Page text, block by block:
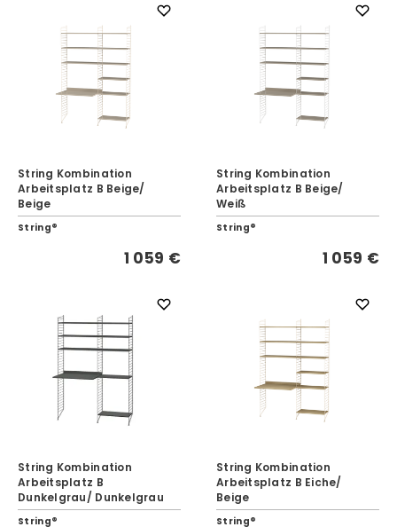
String Kombination
Arbeitsplatz B Beige/
Beige
String®
1 059 €
String Kombination
Arbeitsplatz B Beige/
Weiß
String®
1 059 €
String Kombination
Arbeitsplatz B
Dunkelgrau/ Dunkelgrau
String®
String Kombination
Arbeitsplatz B Eiche/
Beige
String®